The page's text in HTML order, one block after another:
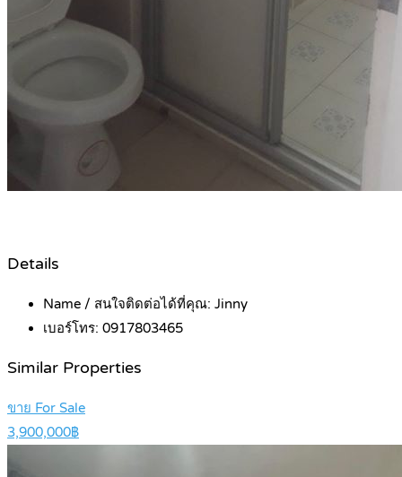
Details
Name / สนใจติดต่อได้ที่คุณ: Jinny
เบอร์โทร: 0917803465
Similar Properties
ขาย For Sale
3,900,000฿